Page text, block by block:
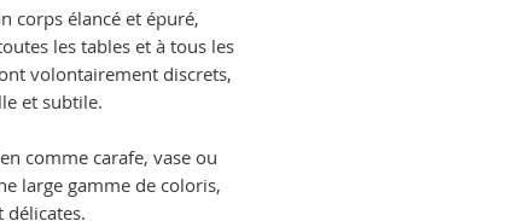
corps élancé et épuré,
les tables et à tous les
volontairement discrets,
et subtile.
comme carafe, vase ou
large gamme de coloris,
délicates.